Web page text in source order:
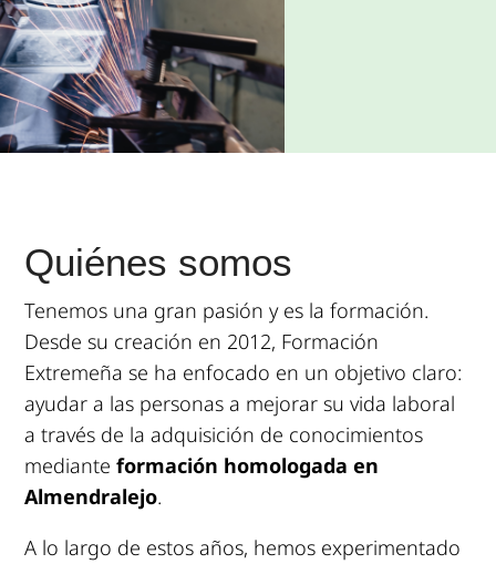
Quiénes somos
Tenemos una gran pasión y es la formación.
Desde su creación en 2012, Formación
Extremeña se ha enfocado en un objetivo claro:
ayudar a las personas a mejorar su vida laboral
a través de la adquisición de conocimientos
medianteformación homologada en
Almendralejo.
A lo largo de estos años, hemos experimentado